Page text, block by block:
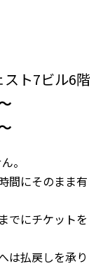
ト7ビル6階
。
間にそのまま有
でにチケットを
は払戻しを承り